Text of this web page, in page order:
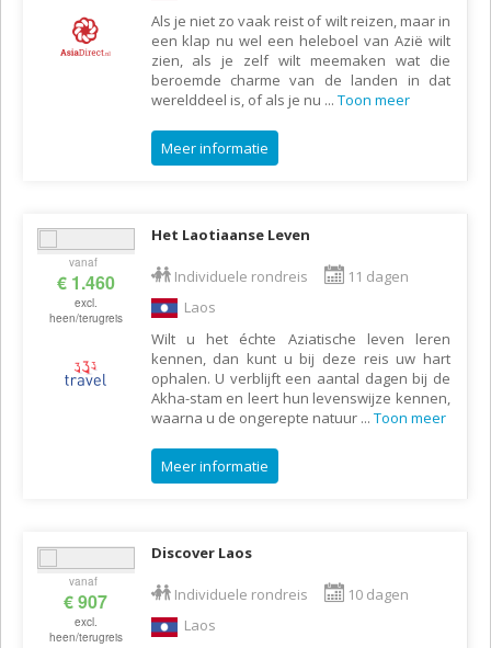
Als je niet zo vaak reist of wilt reizen, maar in
een klap nu wel een heleboel van Azië wilt
zien, als je zelf wilt meemaken wat die
beroemde charme van de landen in dat
werelddeel is, of als je nu ... Toon meer
Meer informatie
vanaf
€ 1.460
excl.
heen/terugreis
Het Laotiaanse Leven
Individuele rondreis
11 dagen
Laos
Wilt u het échte Aziatische leven leren
kennen, dan kunt u bij deze reis uw hart
ophalen. U verblijft een aantal dagen bij de
Akha-stam en leert hun levenswijze kennen,
waarna u de ongerepte natuur ... Toon meer
Meer informatie
vanaf
€ 907
excl.
heen/terugreis
Discover Laos
Individuele rondreis
10 dagen
Laos